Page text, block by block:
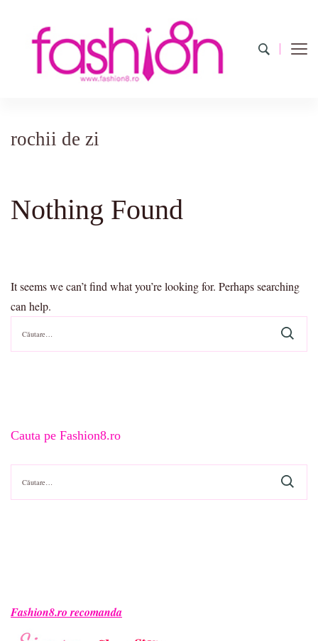
poze cu modele de manichiuri!❤️
rochii de zi
Nothing Found
It seems we can’t find what you’re looking for. Perhaps searching
can help.
Caută
după:
Cauta pe Fashion8.ro
Caută
după:
Fashion8.ro recomanda